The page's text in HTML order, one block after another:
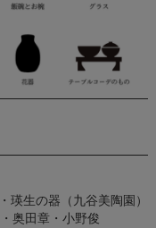
・ 瑛生の器（九谷美陶園）
・ 奥田章 ・ 小野俊